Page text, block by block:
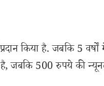
किया है. जबकि 5
है, जबकि 500 रुपये की